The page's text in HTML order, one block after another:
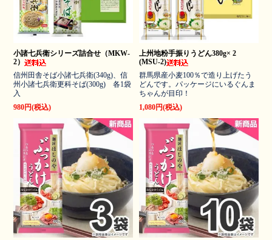
小諸七兵衛シリーズ詰合せ（MKW-
2）
信州田舎そば小諸七兵衛(340g)、信
州小諸七兵衛更科そば(300g) 各1袋
入
980円(税込)
上州地粉手振りうどん380g× 2
(MSU-2)
群馬県産小麦100％で造り上げたう
どんです。パッケージにいるぐんま
ちゃんが目印！
1,080円(税込)